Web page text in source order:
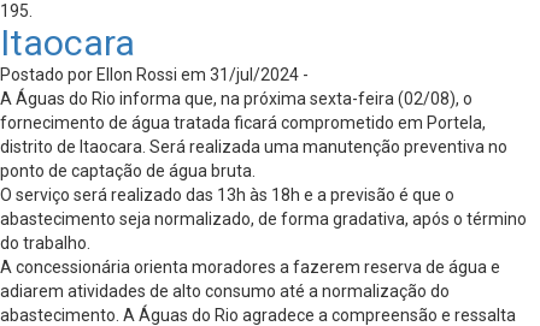
195.
Itaocara
Postado por Ellon Rossi em 31/jul/2024 -
A Águas do Rio informa que, na próxima sexta-feira (02/08), o
fornecimento de água tratada ficará comprometido em Portela,
distrito de Itaocara. Será realizada uma manutenção preventiva no
ponto de captação de água bruta.
O serviço será realizado das 13h às 18h e a previsão é que o
abastecimento seja normalizado, de forma gradativa, após o término
do trabalho.
A concessionária orienta moradores a fazerem reserva de água e
adiarem atividades de alto consumo até a normalização do
abastecimento. A Águas do Rio agradece a compreensão e ressalta